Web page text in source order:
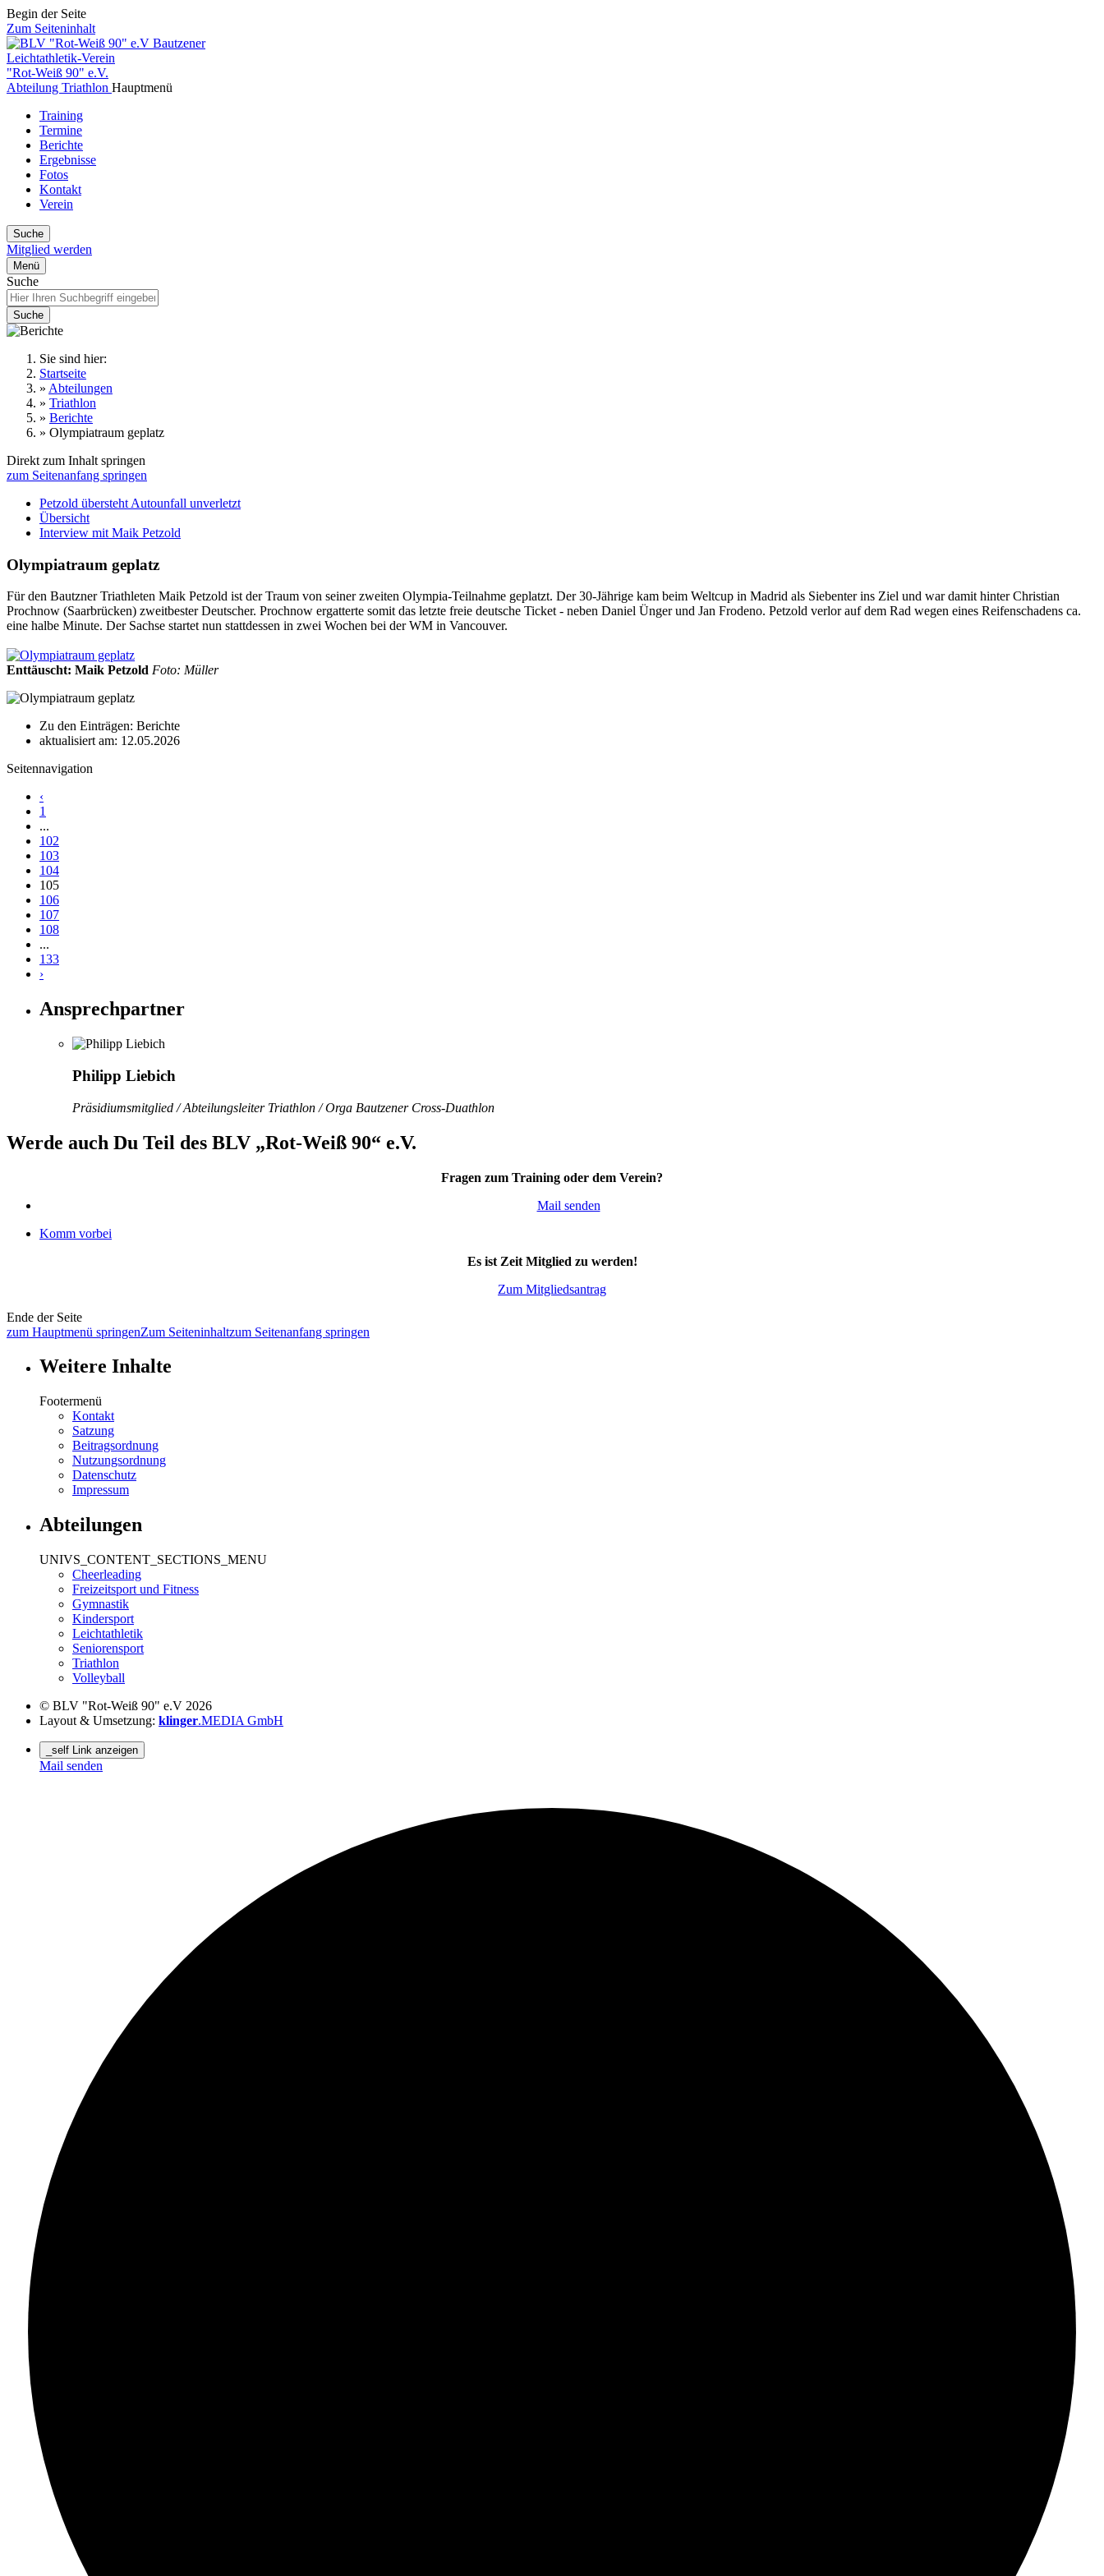
Begin der Seite
Zum Seiteninhalt
Bautzener
Leichtathletik-Verein
"Rot-Weiß 90" e.V.
Abteilung Triathlon Hauptmenü
Training
Termine
Berichte
Ergebnisse
Fotos
Kontakt
Verein
Suche
Mitglied werden
Menü
Suche
Suche
Sie sind hier:
Startseite
» Abteilungen
» Triathlon
» Berichte
» Olympiatraum geplatz
Direkt zum Inhalt springen
zum Seitenanfang springen
Petzold übersteht Autounfall unverletzt
Übersicht
Interview mit Maik Petzold
Olympiatraum geplatz
Für den Bautzner Triathleten Maik Petzold ist der Traum von seiner zweiten Olympia-Teilnahme geplatzt. Der 30-Jährige kam beim Weltcup in Madrid als Siebenter ins Ziel und war damit hinter Christian
Prochnow (Saarbrücken) zweitbester Deutscher. Prochnow ergatterte somit das letzte freie deutsche Ticket - neben Daniel Ünger und Jan Frodeno. Petzold verlor auf dem Rad wegen eines Reifenschadens ca.
eine halbe Minute. Der Sachse startet nun stattdessen in zwei Wochen bei der WM in Vancouver.
Enttäuscht: Maik Petzold Foto: Müller
Zu den Einträgen: Berichte
aktualisiert am: 12.05.2026
Seitennavigation
‹
1
...
102
103
104
105
106
107
108
...
133
›
Ansprechpartner
Philipp Liebich
Präsidiumsmitglied / Abteilungsleiter Triathlon / Orga Bautzener Cross-Duathlon
Werde auch Du Teil des BLV „Rot-Weiß 90“ e.V.
Fragen zum Training oder dem Verein?
Mail senden
Komm vorbei
Es ist Zeit Mitglied zu werden!
Zum Mitgliedsantrag
Ende der Seite
zum Hauptmenü springenZum Seiteninhaltzum Seitenanfang springen
Weitere Inhalte
Footermenü
Kontakt
Satzung
Beitragsordnung
Nutzungsordnung
Datenschutz
Impressum
Abteilungen
UNIVS_CONTENT_SECTIONS_MENU
Cheerleading
Freizeitsport und Fitness
Gymnastik
Kindersport
Leichtathletik
Seniorensport
Triathlon
Volleyball
© BLV "Rot-Weiß 90" e.V 2026
Layout & Umsetzung: klinger.MEDIA GmbH
_self Link anzeigen
Mail senden